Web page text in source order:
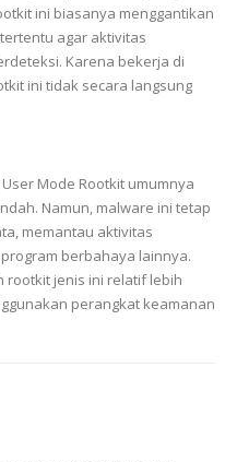
ini biasanya menggantikan
agar aktivitas
Karena bekerja di
ini tidak secara langsung
Mode Rootkit umumnya
Namun, malware ini tetap
memantau aktivitas
berbahaya lainnya.
rootkit jenis ini relatif lebih
perangkat keamanan